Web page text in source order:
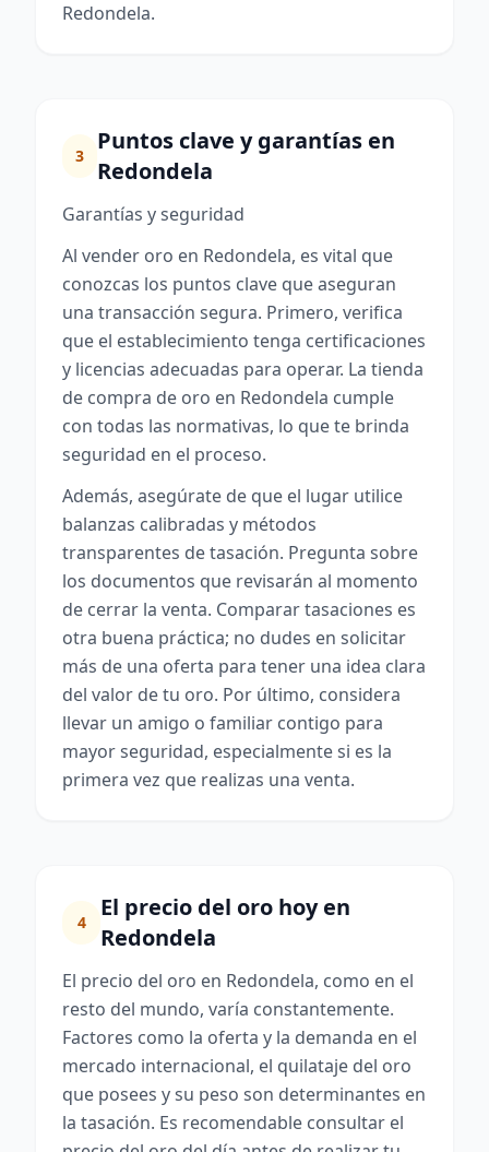
Redondela.
3
Puntos clave y garantías en
Redondela
Garantías y seguridad
Al vender oro en Redondela, es vital que
conozcas los puntos clave que aseguran
una transacción segura. Primero, verifica
que el establecimiento tenga certificaciones
y licencias adecuadas para operar. La tienda
de compra de oro en Redondela cumple
con todas las normativas, lo que te brinda
seguridad en el proceso.
Además, asegúrate de que el lugar utilice
balanzas calibradas y métodos
transparentes de tasación. Pregunta sobre
los documentos que revisarán al momento
de cerrar la venta. Comparar tasaciones es
otra buena práctica; no dudes en solicitar
más de una oferta para tener una idea clara
del valor de tu oro. Por último, considera
llevar un amigo o familiar contigo para
mayor seguridad, especialmente si es la
primera vez que realizas una venta.
4
El precio del oro hoy en
Redondela
El precio del oro en Redondela, como en el
resto del mundo, varía constantemente.
Factores como la oferta y la demanda en el
mercado internacional, el quilataje del oro
que posees y su peso son determinantes en
la tasación. Es recomendable consultar el